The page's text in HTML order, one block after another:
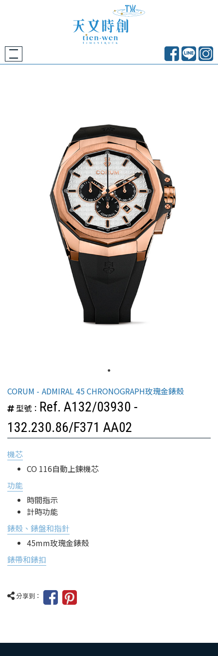
CORUM
ADMIRAL 45 CHRONOGRAPH玫瑰金錶殼
型號： Ref. A132/03930 -
132.230.86/F371 AA02
機芯
CO 116自動上鍊機芯
功能
時間指示
計時功能
錶殼、錶盤和指針
45mm玫瑰金錶殼
錶帶和錶扣
分享到：